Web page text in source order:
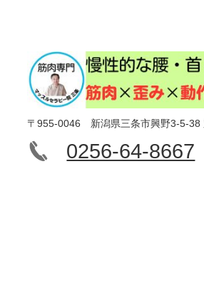
〒955-0046 新潟県三条市興野3-5-38
0256-64-8667